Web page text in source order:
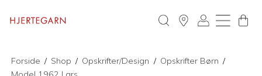
Forside / Shop / Opskrifter/Design / Opskrifter Børn /
Model 1962 Lars